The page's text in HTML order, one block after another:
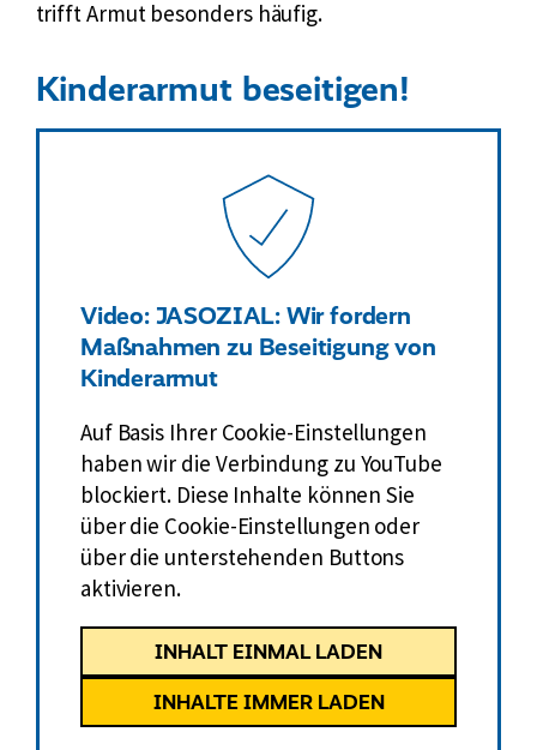
trifft Armut besonders häufig.
Kinderarmut beseitigen!
Video: JASOZIAL: Wir fordern
Maßnahmen zu Beseitigung von
Kinderarmut
Auf Basis Ihrer Cookie-Einstellungen
haben wir die Verbindung zu YouTube
blockiert. Diese Inhalte können Sie
über die Cookie-Einstellungen oder
über die unterstehenden Buttons
aktivieren.
INHALT EINMAL LADEN
INHALTE IMMER LADEN